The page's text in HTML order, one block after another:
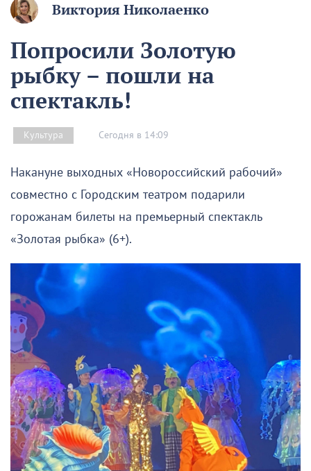
Виктория Николаенко
Попросили Золотую
рыбку – пошли на
спектакль!
Культура Сегодня в 14:09
Накануне выходных «Новороссийский рабочий»
совместно с Городским театром подарили
горожанам билеты на премьерный спектакль
«Золотая рыбка» (6+).